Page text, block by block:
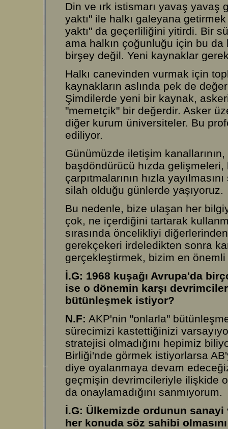
Din ve ırk istismarı yavaş yavaş
yaktı" ile halkı galeyana
yaktı" da geçerliliğini yitirdi. Bir
ama halkın çoğunluğu için bu
birşey değil. Yeni kaynaklar
Halkı canevinden vurmak için
kaynakların aslında pek de
Şimdilerde yeni bir kaynak,
"memetçik" bir değerdir. Asker
diğer kurum üniversiteler. Bu
ediliyor.
Günümüzde iletişim
başdöndürücü hızda
çarpıtmalarının hızla
silah olduğu günlerde yaşıyoruz.
Bu nedenle, bize ulaşan her
çok, ne içerdiğini tartarak
sırasında öncelikliyi
gerekçekeri irdeledikten sonra
gerçekleştirmek, bizim en
İ.G: 1968 kuşağı Avrupa'da
ise o dönemin karşı
bütünleşmek istiyor?
N.F: AKP'nin "onlarla"
sürecimizi kastettiğinizi
stratejisi olmadığını hepimiz
Birliği'nde görmek istiyorlarsa
diye oyalanmaya devam
geçmişin devrimcileriyle ilişkide
da onaylamadığını sanmıyorum.
İ.G: Ülkemizde ordunun sanayi
her konuda söz sahibi